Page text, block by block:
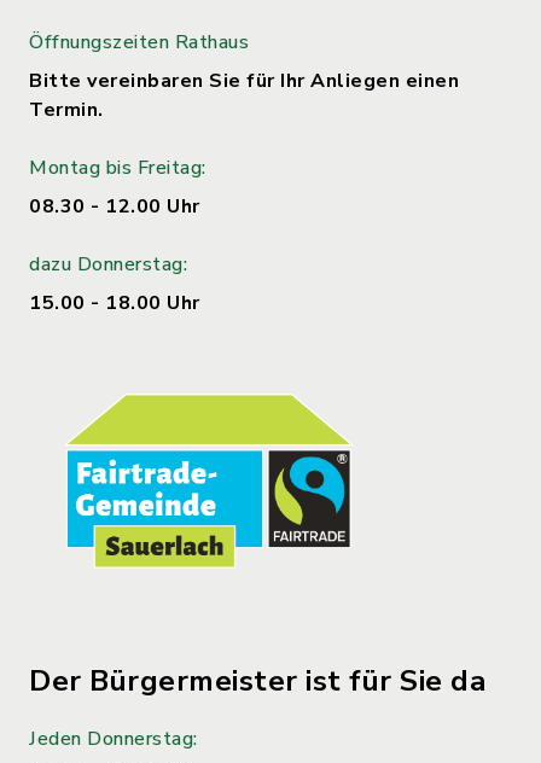
Öffnungszeiten Rathaus
Bitte vereinbaren Sie für Ihr Anliegen einen
Termin.
Montag bis Freitag:
08.30 - 12.00 Uhr
dazu Donnerstag:
15.00 - 18.00 Uhr
Der Bürgermeister ist für Sie da
Jeden Donnerstag: